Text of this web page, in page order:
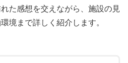
た感想を交えながら、施設の見
境まで詳しく紹介します。